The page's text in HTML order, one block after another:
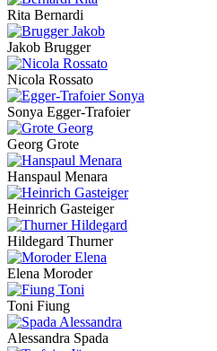
Rita Bernardi
Jakob Brugger
Nicola Rossato
Sonya Egger-Trafoier
Georg Grote
Hanspaul Menara
Heinrich Gasteiger
Hildegard Thurner
Elena Moroder
Toni Fiung
Alessandra Spada